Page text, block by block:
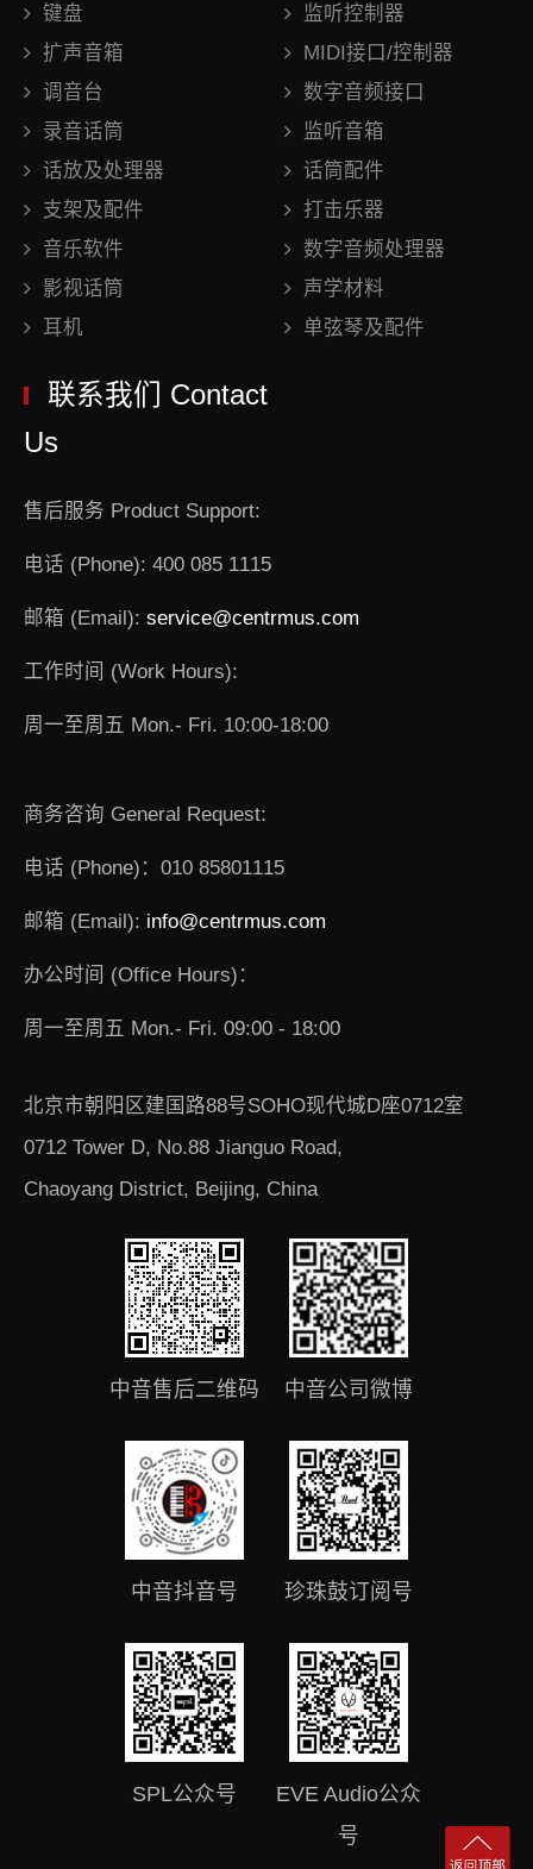
键盘
监听控制器
扩声音箱
MIDI接口/控制器
调音台
数字音频接口
录音话筒
监听音箱
话放及处理器
话筒配件
支架及配件
打击乐器
音乐软件
数字音频处理器
影视话筒
声学材料
耳机
单弦琴及配件
联系我们 Contact
Us
售后服务 Product Support:
电话 (Phone): 400 085 1115
邮箱 (Email): service@centrmus.com
工作时间 (Work Hours):
周一至周五 Mon.- Fri. 10:00-18:00
商务咨询 General Request:
电话 (Phone)：010 85801115
邮箱 (Email): info@centrmus.com
办公时间 (Office Hours)：
周一至周五 Mon.- Fri. 09:00 - 18:00
北京市朝阳区建国路88号SOHO现代城D座0712室
0712 Tower D, No.88 Jianguo Road,
Chaoyang District, Beijing, China
中音售后二维码 中音公司微博
中音抖音号 珍珠鼓订阅号
SPL公众号
EVE Audio公众
号